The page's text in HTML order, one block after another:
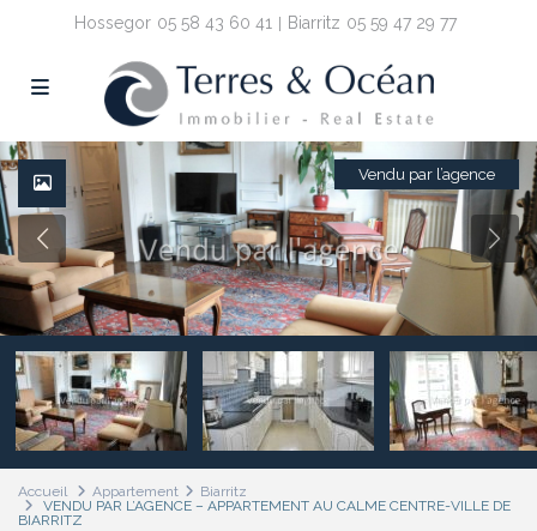
Hossegor 05 58 43 60 41 Biarritz 05 59 47 29 77
Vendu par l’agence
Accueil Appartement
Biarritz
VENDU PAR L’AGENCE – APPARTEMENT AU CALME CENTRE-VILLE DE
BIARRITZ